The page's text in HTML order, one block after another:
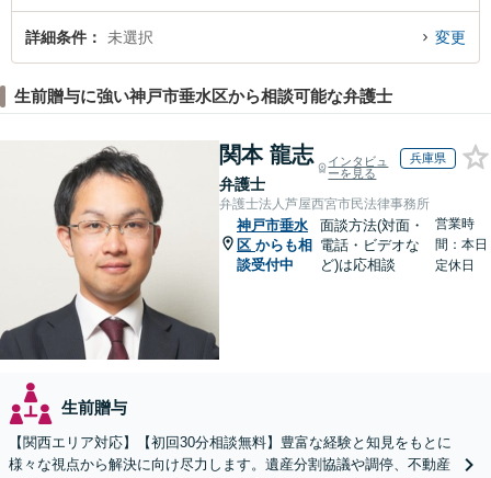
回相談無料で生前贈与を法律相談できる神戸市垂水区内の弁護士に相談予約し
たい』などでお困りの相談者さんにおすすめです。
詳細条件 未選択 変更
生前贈与に強い神戸市垂水区から相談可能な弁護士
関本 龍志
弁護士
インタビュ
ーを見る
兵庫県
弁護士法人芦屋西宮市民法律事務所
神戸市垂水
区 からも相
談受付中
面談方法(対面・
電話・ビデオな
ど)は応相談
営業時
間：本日
定休日
生前贈与
【関西エリア対応】【初回30分相談無料】豊富な経験と知見をもとに
様々な視点から解決に向け尽力します。遺産分割協議や調停、不動産